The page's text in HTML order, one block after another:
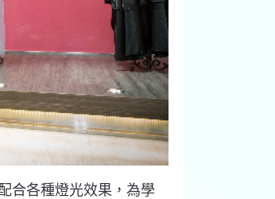
合各種燈光效果，為學